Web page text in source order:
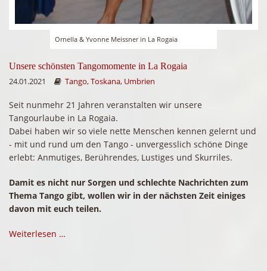
Ornella & Yvonne Meissner in La Rogaia
Unsere schönsten Tangomomente in La Rogaia
24.01.2021
Tango,Toskana, Umbrien
Seit nunmehr 21 Jahren veranstalten wir unsere
Tangourlaube in La Rogaia.
Dabei haben wir so viele nette Menschen kennen gelernt und
- mit und rund um den Tango - unvergesslich schöne Dinge
erlebt: Anmutiges, Berührendes, Lustiges und Skurriles.
Damit es nicht nur Sorgen und schlechte Nachrichten zum
Thema Tango gibt, wollen wir in der nächsten Zeit einiges
davon mit euch teilen.
Weiterlesen …